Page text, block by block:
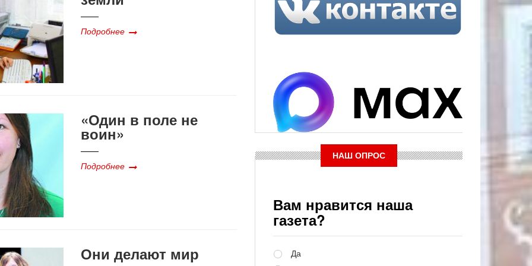
Подробнее
«Один в поле не
воин»
Подробнее
Они делают мир
НАШ ОПРОС
Вам нравится наша
газета?
Да